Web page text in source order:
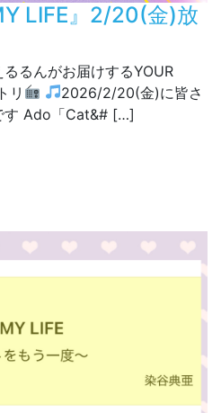
LIFE』2/20(金)放
るんがお届けするYOUR
リ
2026/2/20(金)に皆さ
す Ado「Cat&# […]